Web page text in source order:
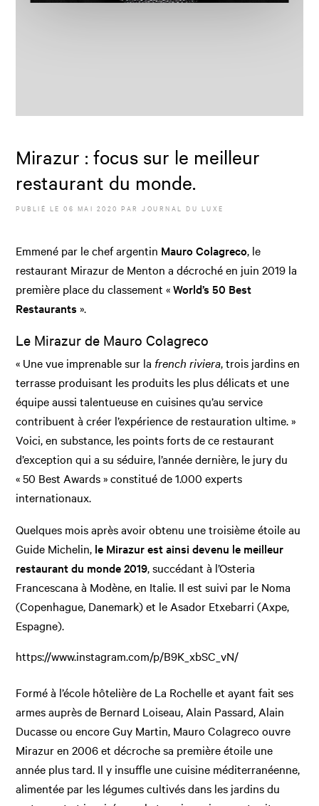
Mirazur : focus sur le meilleur
restaurant du monde.
PUBLIÉ LE06 MAI 2020 PAR JOURNAL DU LUXE
Emmené par le chef argentin Mauro Colagreco, le
restaurant Mirazur de Menton a décroché en juin 2019 la
première place du classement «World’s 50 Best
Restaurants ».
Le Mirazur de Mauro Colagreco
« Une vue imprenable sur la french riviera, trois jardins en
terrasse produisant les produits les plus délicats et une
équipe aussi talentueuse en cuisines qu’au service
contribuent à créer l’expérience de restauration ultime. »
Voici, en substance, les points forts de ce restaurant
d’exception qui a su séduire, l’année dernière, le jury du
« 50 Best Awards » constitué de 1.000 experts
internationaux.
Quelques mois après avoir obtenu une troisième étoile au
Guide Michelin, le Mirazur est ainsi devenu le meilleur
restaurant du monde 2019, succédant à l’Osteria
Francescana à Modène, en Italie. Il est suivi par le Noma
(Copenhague, Danemark) et le Asador Etxebarri (Axpe,
Espagne).
https://www.instagram.com/p/B9K_xbSC_vN/
Formé à l’école hôtelière de La Rochelle et ayant fait ses
armes auprès de Bernard Loiseau, Alain Passard, Alain
Ducasse ou encore Guy Martin, Mauro Colagreco ouvre
Mirazur en 2006 et décroche sa première étoile une
année plus tard. Il y insuffle une cuisine méditerranéenne,
alimentée par les légumes cultivés dans les jardins du